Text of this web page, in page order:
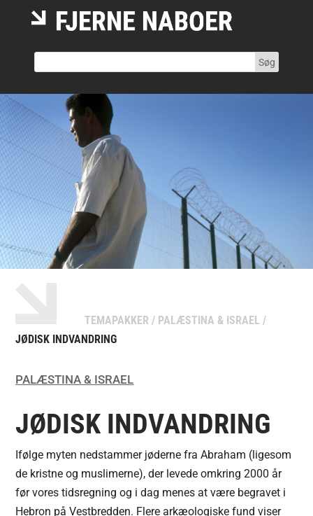
TEMAPAKKER / PALÆSTINA & ISRAEL /
JØDISK INDVANDRING
PALÆSTINA & ISRAEL
JØDISK INDVANDRING
Ifølge myten nedstammer jøderne fra Abraham (ligesom
de kristne og muslimerne), der levede omkring 2000 år
før vores tidsregning og i dag menes at være begravet i
Hebron på Vestbredden. Flere arkæologiske fund viser